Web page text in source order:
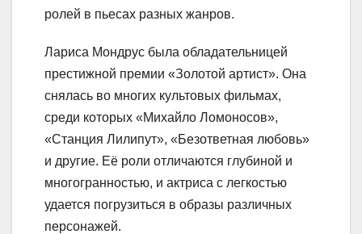
ролей в пьесах разных жанров.
Лариса Мондрус была обладательницей
престижной премии «Золотой артист». Она
снялась во многих культовых фильмах,
среди которых «Михайло Ломоносов»,
«Станция Лилипут», «Безответная любовь»
и другие. Её роли отличаются глубиной и
многогранностью, и актриса с легкостью
удается погрузиться в образы различных
персонажей.